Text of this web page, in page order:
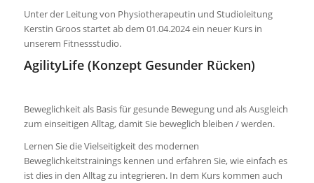
Unter der Leitung von Physiotherapeutin und Studioleitung
Kerstin Groos startet ab dem 01.04.2024 ein neuer Kurs in
unserem Fitnessstudio.
AgilityLife (Konzept Gesunder Rücken)
Beweglichkeit als Basis für gesunde Bewegung und als Ausgleich
zum einseitigen Alltag, damit Sie beweglich bleiben / werden.
Lernen Sie die Vielseitigkeit des modernen
Beweglichkeitstrainings kennen und erfahren Sie, wie einfach es
ist dies in den Alltag zu integrieren. In dem Kurs kommen auch